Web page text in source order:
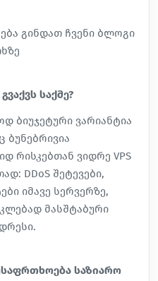
გინდათ ჩვენი ბლოგი
საქმე?
ბიუჯეტური ვარიანტია
ბუნებრივია
რისკებთან ვიდრე VPS
DDoS შეტევები,
იმავე სერვერზე,
მასშტაბური
საზიარო